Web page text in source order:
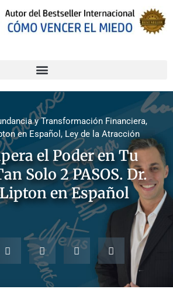
y Transformación Financiera,
en Español , Ley de la Atracción
el Poder en Tu
Solo 2 PASOS. Dr.
en Español